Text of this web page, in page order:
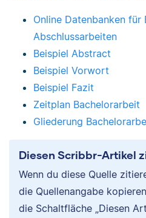
Online Datenbanken für
Abschlussarbeiten
Beispiel Abstract
Beispiel Vorwort
Beispiel Fazit
Zeitplan Bachelorarbeit
Gliederung
Diesen Scribbr-Artikel
Wenn du diese Quelle
die Quellenangabe
die Schaltfläche „Diesen